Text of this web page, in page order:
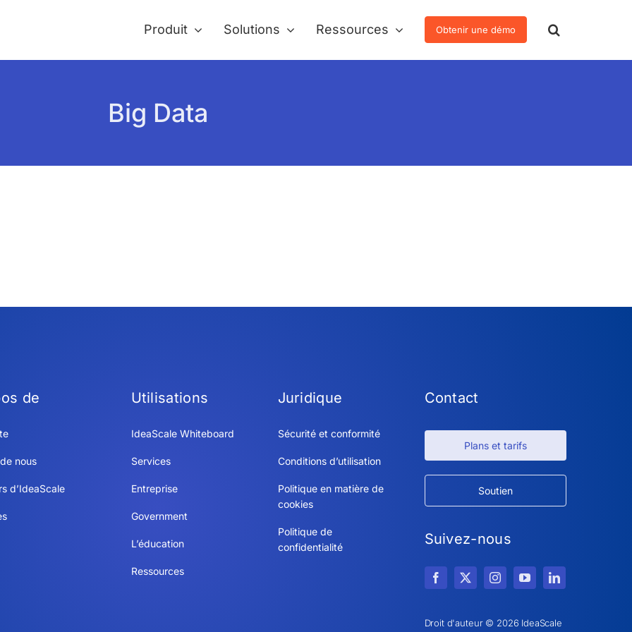
Produit Solutions Ressources Obtenir une démo
Big Data
de
nous
d’IdeaScale
Utilisations
IdeaScale Whiteboard
Services
Entreprise
Government
L’éducation
Ressources
Juridique
Sécurité et conformité
Conditions d’utilisation
Politique en matière de
cookies
Politique de
confidentialité
Contact
Plans et tarifs
Soutien
Suivez-nous
Droit d'auteur © 2026 IdeaScale